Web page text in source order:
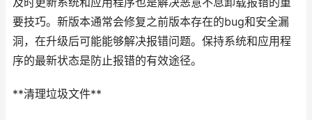
要技巧。新版本通常会修复之前版本存在的bug和安全漏
洞，在升级后可能能够解决报错问题。保持系统和应用程
序的最新状态是防止报错的有效途径。
**清理垃圾文件**